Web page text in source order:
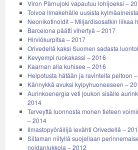
Viron Pärnujoki vapautuu lohijoeksi –
Toivoa ilmakehälle uusista
Neonikotinoidit – Miljardisosatkin liikaa
Barcelona päätti vihertyä – 2017
Hirviökurpitsa – 2017
Orivedellä kaksi Suomen sadasta
Kevyempi ruokakassi – 2016
Kaarnan alla kuhisee – 2016
Helpotusta hätään ja ravinteita peltoon
Kännykkä avuksi kylpyhuoneeseen –
Aurinkoenergia veti joukon sisälle
2014
Terveyttä luonnosta monen tieteen
– 2014
Ilmastopyöräilijä levähti Orivedellä –
Siitaman niityllä suojellaan
noidanlukkoja – 2012